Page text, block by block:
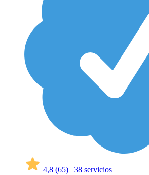
4,8 (65) | 38 servicios